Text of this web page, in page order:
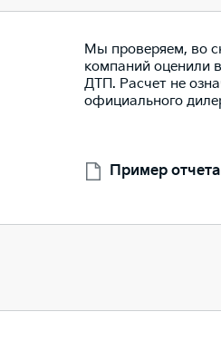
Мы проверяем, во
компаний оценили
ДТП. Расчет не
официального
Пример отчета